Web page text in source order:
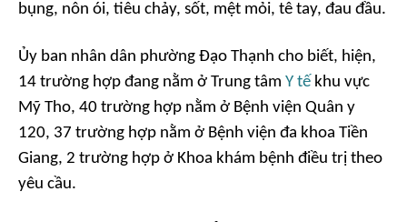
bụng, nôn ói, tiêu chảy, sốt, mệt mỏi, tê tay, đau đầu.
Ủy ban nhân dân phường Đạo Thạnh cho biết, hiện,
14 trường hợp đang nằm ở Trung tâm Y tế khu vực
Mỹ Tho, 40 trường hợp nằm ở Bệnh viện Quân y
120, 37 trường hợp nằm ở Bệnh viện đa khoa Tiền
Giang, 2 trường hợp ở Khoa khám bệnh điều trị theo
yêu cầu.